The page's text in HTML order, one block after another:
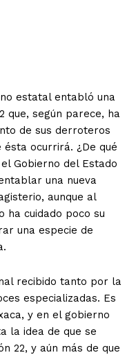
enlazadas
estatal entabló una
que, según parece, ha
de sus derroteros
ésta ocurrirá. ¿De qué
Gobierno del Estado
una nueva
aunque al
ha cuidado poco su
una especie de
recibido tanto por la
especializadas. Es
y en el gobierno
la idea de que se
22, y aún más de que